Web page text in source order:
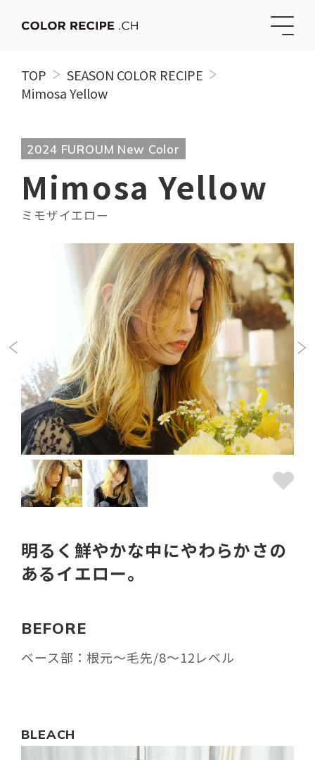
TOP
SEASON COLOR RECIPE
Mimosa Yellow
2024 FUROUM New Color
Mimosa Yellow
ミモザイエロー
明るく鮮やかな中にやわらかさの
あるイエロー。
BEFORE
ベース部：根元〜毛先/8〜12レベル
BLEACH